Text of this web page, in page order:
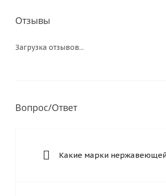
Отзывы
Загрузка отзывов...
Вопрос/Ответ
Какие марки нержавеющей